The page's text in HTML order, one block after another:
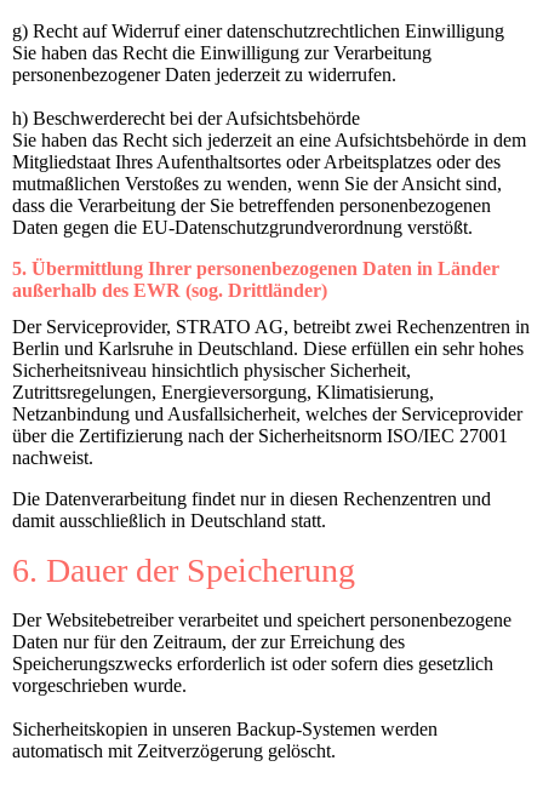
g) Recht auf Widerruf einer datenschutzrechtlichen Einwilligung
Sie haben das Recht die Einwilligung zur Verarbeitung
personenbezogener Daten jederzeit zu widerrufen.
h) Beschwerderecht bei der Aufsichtsbehörde
Sie haben das Recht sich jederzeit an eine Aufsichtsbehörde in dem
Mitgliedstaat Ihres Aufenthaltsortes oder Arbeitsplatzes oder des
mutmaßlichen Verstoßes zu wenden, wenn Sie der Ansicht sind,
dass die Verarbeitung der Sie betreffenden personenbezogenen
Daten gegen die EU-Datenschutzgrundverordnung verstößt.
5. Übermittlung Ihrer personenbezogenen Daten in Länder
außerhalb des EWR (sog. Drittländer)
Der Serviceprovider, STRATO AG, betreibt zwei Rechenzentren in
Berlin und Karlsruhe in Deutschland. Diese erfüllen ein sehr hohes
Sicherheitsniveau hinsichtlich physischer Sicherheit,
Zutrittsregelungen, Energieversorgung, Klimatisierung,
Netzanbindung und Ausfallsicherheit, welches der Serviceprovider
über die Zertifizierung nach der Sicherheitsnorm ISO/IEC 27001
nachweist.
Die Datenverarbeitung findet nur in diesen Rechenzentren und
damit ausschließlich in Deutschland statt.
6. Dauer der Speicherung
Der Websitebetreiber verarbeitet und speichert personenbezogene
Daten nur für den Zeitraum, der zur Erreichung des
Speicherungszwecks erforderlich ist oder sofern dies gesetzlich
vorgeschrieben wurde.
Sicherheitskopien in unseren Backup-Systemen werden
automatisch mit Zeitverzögerung gelöscht.